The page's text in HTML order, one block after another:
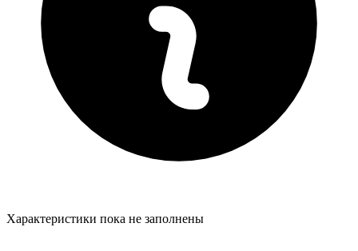
Характеристики пока не заполнены